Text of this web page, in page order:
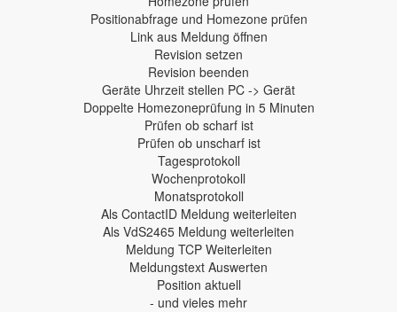
Positionabfrage und Homezone prüfen
Link aus Meldung öffnen
Revision setzen
Revision beenden
Geräte Uhrzeit stellen PC -> Gerät
Doppelte Homezoneprüfung in 5 Minuten
Prüfen ob scharf ist
Prüfen ob unscharf ist
Tagesprotokoll
Wochenprotokoll
Monatsprotokoll
Als ContactID Meldung weiterleiten
Als VdS2465 Meldung weiterleiten
Meldung TCP Weiterleiten
Meldungstext Auswerten
Position aktuell
- und vieles mehr